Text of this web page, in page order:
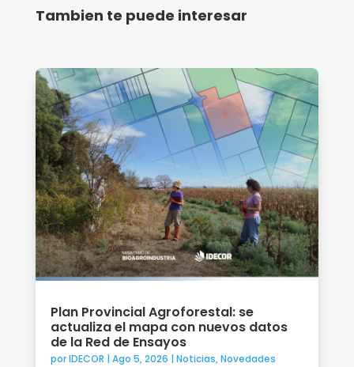
Tambien te puede interesar
Plan Provincial Agroforestal: se
actualiza el mapa con nuevos datos
de la Red de Ensayos
porIDECOR | Ago 5, 2026 | Noticias,Novedades